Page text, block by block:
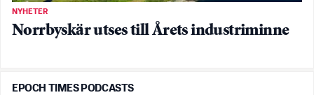
NYHETER
Norrbyskär utses till Årets industriminne
EPOCH TIMES PODCASTS